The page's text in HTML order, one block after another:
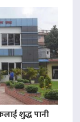
शुद्ध पानी